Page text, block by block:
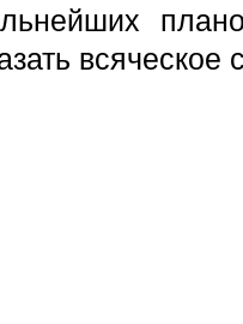
всяческое